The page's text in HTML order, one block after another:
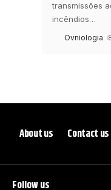
transmissões
incêndios…
Ovniologia
Follow us
About us Contact us